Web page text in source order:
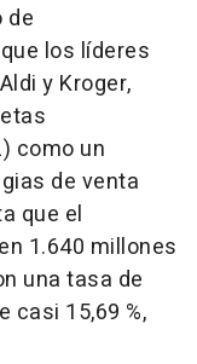
de
los líderes
Aldi y Kroger,
) como un
de venta
que el
1.640 millones
una tasa de
casi 15,69 %,